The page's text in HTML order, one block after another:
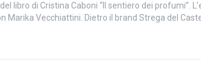
libro di Cristina Caboni “Il sentiero dei profumi”.
Marika Vecchiattini. Dietro il brand Strega del